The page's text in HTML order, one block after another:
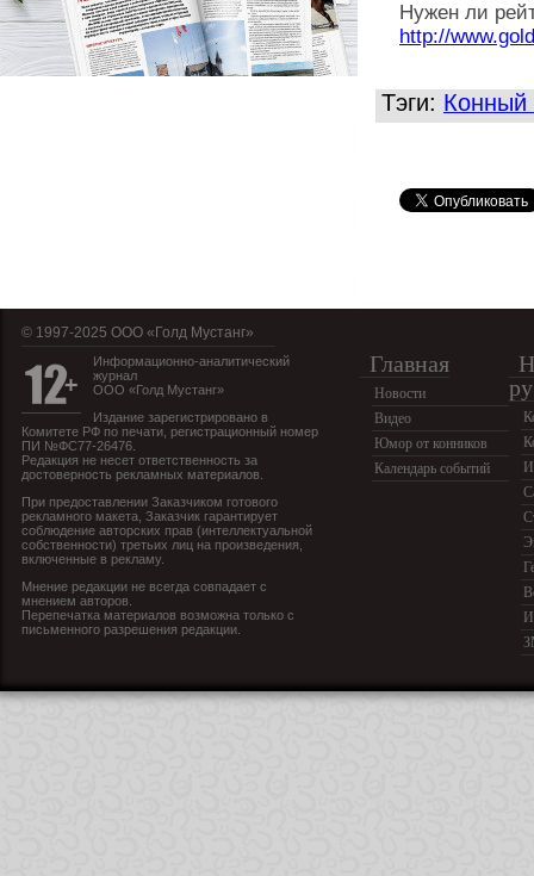
Нужен ли
http://
Тэги: Конный
© 1997-2025 OOO «Голд Мустанг»
Информационно-аналитический
журнал
ООО «Голд Мустанг»
Издание зарегистрировано в
Комитете РФ по печати, регистрационный номер
ПИ №ФС77-26476.
Редакция не несет ответственность за
достоверность рекламных материалов.
При предоставлении Заказчиком готового
рекламного макета, Заказчик гарантирует
соблюдение авторских прав (интеллектуальной
собственности) третьих лиц на произведения,
включенные в рекламу.
Мнение редакции не всегда совпадает с
мнением авторов.
Перепечатка материалов возможна только с
письменного разрешения редакции.
Главная
Новости
Видео
Юмор от конников
Календарь событий